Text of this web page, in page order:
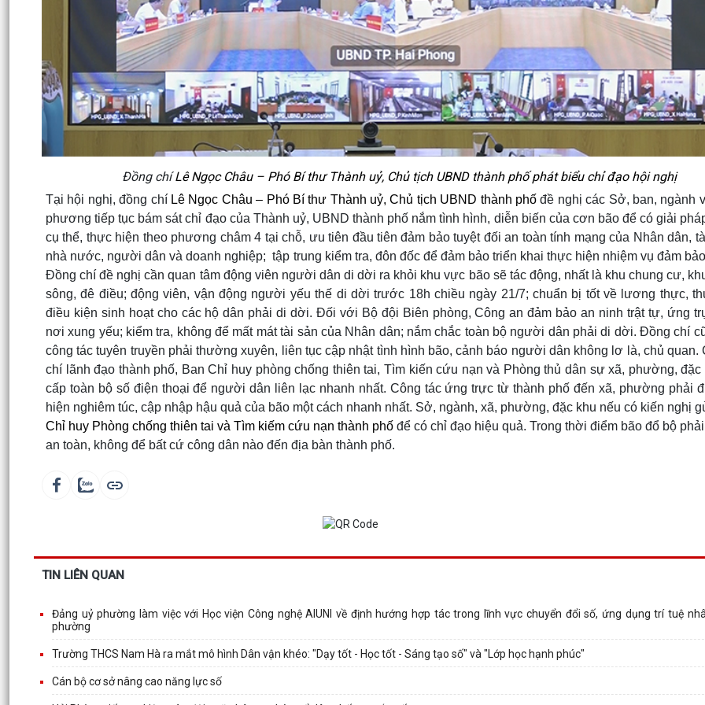
Đồng chíLê Ngọc Châu – Phó Bí thư Thành uỷ, Chủ tịch UBND thành phố phát biểu chỉ đạo hội nghị
Tại hội nghị, đồng chí Lê Ngọc Châu – Phó Bí thư Thành uỷ, Chủ tịch UBND thành phố đề nghị các Sở, ban, ngành
phương tiếp tục bám sát chỉ đạo của Thành uỷ, UBND thành phố nắm tình hình, diễn biến của cơn bão để có giải
cụ thể, thực hiện theo phương châm 4 tại chỗ, ưu tiên đầu tiên đảm bảo tuyệt đối an toàn tính mạng của Nhân dân,
nhà nước, người dân và doanh nghiệp; tập trung kiểm tra, đôn đốc để đảm bảo triển khai thực hiện nhiệm vụ đảm
Đồng chí đề nghị cần quan tâm động viên người dân di dời ra khỏi khu vực bão sẽ tác động, nhất là khu chung cư,
sông, đê điều; động viên, vận động người yếu thế di dời trước 18h chiều ngày 21/7; chuẩn bị tốt về lương thực,
điều kiện sinh hoạt cho các hộ dân phải di dời. Đối với Bộ đội Biên phòng, Công an đảm bảo an ninh trật tự, ứng
nơi xung yếu; kiểm tra, không để mất mát tài sản của Nhân dân; nắm chắc toàn bộ người dân phải di dời. Đồng chí
công tác tuyên truyền phải thường xuyên, liên tục cập nhật tình hình bão, cảnh báo người dân không lơ là, chủ quan.
chí lãnh đạo thành phố, Ban Chỉ huy phòng chống thiên tai, Tìm kiến cứu nạn và Phòng thủ dân sự xã, phường, đặc
cấp toàn bộ số điện thoại để người dân liên lạc nhanh nhất. Công tác ứng trực từ thành phố đến xã, phường phải
hiện nghiêm túc, cập nhập hậu quả của bão một cách nhanh nhất. Sở, ngành, xã, phường, đặc khu nếu có kiến nghị
Chỉ huy Phòng chống thiên tai và Tìm kiếm cứu nạn thành phố để có chỉ đạo hiệu quả. Trong thời điểm bão đổ bộ
an toàn, không để bất cứ công dân nào đến địa bàn thành phố.
TIN LIÊN QUAN
Đảng uỷ phường làm việc với Học viện Công nghệ AIUNI về định hướng hợp tác trong lĩnh vực chuyển đổi số, ứng dụng trí tuệ
phường
Trường THCS Nam Hà ra mắt mô hình Dân vận khéo: "Dạy tốt - Học tốt - Sáng tạo số" và "Lớp học hạnh phúc"
Cán bộ cơ sở nâng cao năng lực số